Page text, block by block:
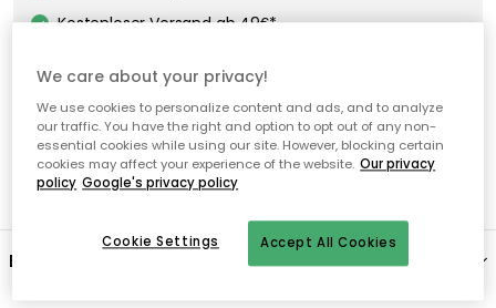
Kostenloser Versand ab 49€*
Beschreibung
We care about your privacy!
We use cookies to personalize content and ads, and to analyze
our traffic. You have the right and option to opt out of any non-
essential cookies while using our site. However, blocking certain
cookies may affect your experience of the website. Our privacy
policy Google's privacy policy
Accept All Cookies
Cookie Settings